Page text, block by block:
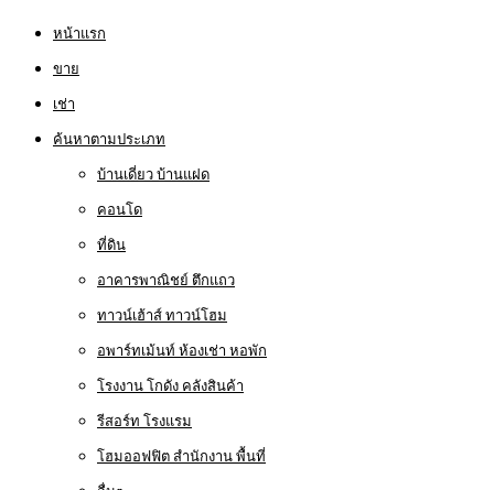
หน้าแรก
ขาย
เช่า
ค้นหาตามประเภท
บ้านเดี่ยว บ้านแฝด
คอนโด
ที่ดิน
อาคารพาณิชย์ ตึกแถว
ทาวน์เฮ้าส์ ทาวน์โฮม
อพาร์ทเม้นท์ ห้องเช่า หอพัก
โรงงาน โกดัง คลังสินค้า
รีสอร์ท โรงแรม
โฮมออฟฟิต สำนักงาน พื้นที่